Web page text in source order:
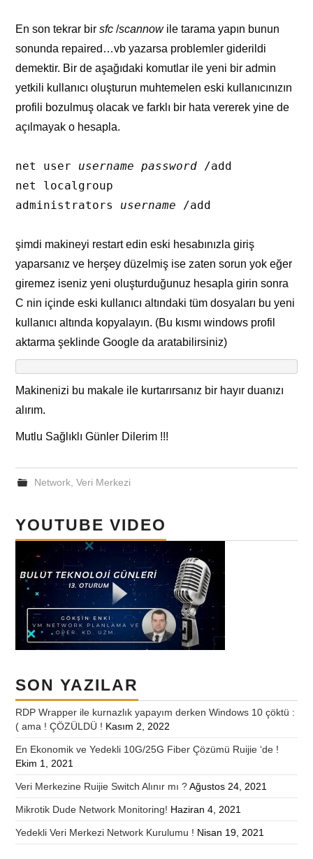
En son tekrar birsfc /scannowile tarama yapın bunun
sonunda repaired…vb yazarsa problemler giderildi
demektir. Bir de aşağıdaki komutlar ile yeni bir admin
yetkili kullanıcı oluşturun muhtemelen eski kullanıcınızın
profili bozulmuş olacak ve farklı bir hata vererek yine de
açılmayak o hesapla.
net user username password /add
net localgroup
administrators username /add
şimdi makineyi restart edin eski hesabınızla giriş
yaparsanız ve herşey düzelmiş ise zaten sorun yok eğer
giremez iseniz yeni oluşturduğunuz hesapla girin sonra
C nin içinde eski kullanıcı altındaki tüm dosyaları bu yeni
kullanıcı altında kopyalayın. (Bu kısmı windows profil
aktarma şeklinde Google da aratabilirsiniz)
Makinenizi bu makale ile kurtarırsanız bir hayır duanızı
alırım.
Mutlu Sağlıklı Günler Dilerim !!!
Network, Veri Merkezi
YOUTUBE VIDEO
SON YAZILAR
RDP Wrapper ile kurnazlık yapayım derken Windows 10 çöktü :
( ama ! ÇÖZÜLDÜ ! Kasım 2, 2022
En Ekonomik ve Yedekli 10G/25G Fiber Çözümü Ruijie ‘de !
Ekim 1, 2021
Veri Merkezine Ruijie Switch Alınır mı ? Ağustos 24, 2021
Mikrotik Dude Network Monitoring! Haziran 4, 2021
Yedekli Veri Merkezi Network Kurulumu ! Nisan 19, 2021